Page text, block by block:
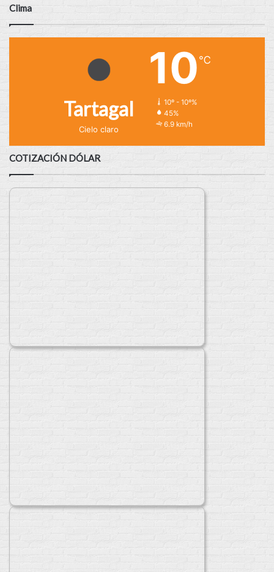
Clima
Tartagal
Cielo claro
10 ℃
10º - 10º%
45%
6.9 km/h
COTIZACIÓN DÓLAR